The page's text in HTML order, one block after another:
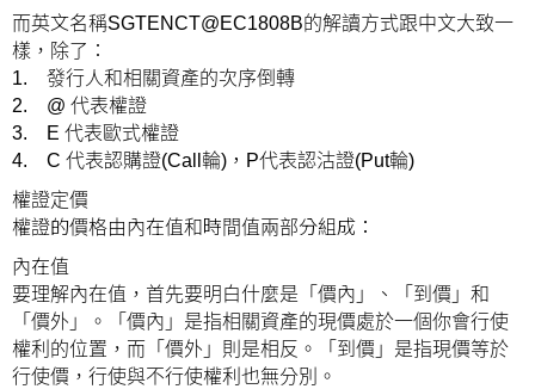
而英文名稱SGTENCT@EC1808B的解讀方式跟中文大致一
樣，除了：
1. 發行人和相關資產的次序倒轉
2. @ 代表權證
3. E 代表歐式權證
4. C 代表認購證(Call輪)，P代表認沽證(Put輪)
權證定價
權證的價格由內在值和 時間值兩部分組成：
內在值
要理解內在值，首先要明白什麼是「價內」、「到價」和
「價外」。「價內」是指相關資產的現價處於一個你會行使
權利的位置，而「價外」則是相反。「到價」是指現價等於
行使價，行使與不行使權利也無分別。